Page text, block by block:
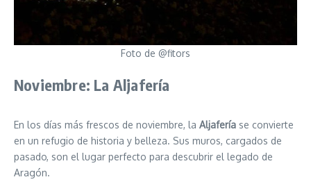
Foto de @fitors
Noviembre: La Aljafería
En los días más frescos de noviembre, la Aljafería se convierte
en un refugio de historia y belleza. Sus muros, cargados de
pasado, son el lugar perfecto para descubrir el legado de
Aragón.